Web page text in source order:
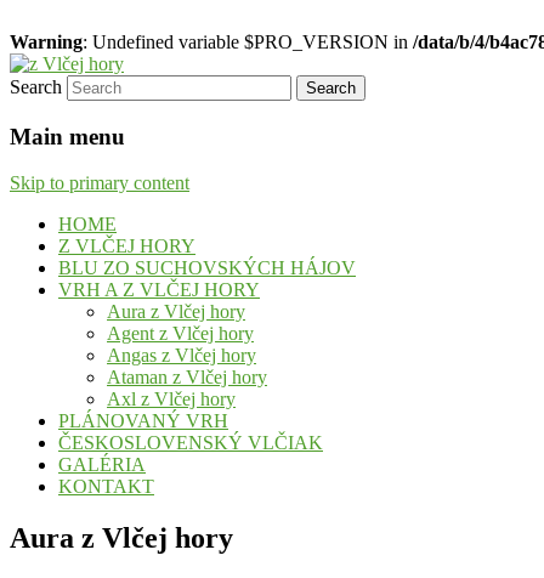
Warning: Undefined variable $PRO_VERSION in /data/b/4/
z Vlčej hory
chovateľská stanica československých
Search
Main menu
Skip to primary content
HOME
Z VLČEJ HORY
BLU ZO SUCHOVSKÝCH HÁJOV
VRH A Z VLČEJ HORY
Aura z Vlčej hory
Agent z Vlčej hory
Angas z Vlčej hory
Ataman z Vlčej hory
Axl z Vlčej hory
PLÁNOVANÝ VRH
ČESKOSLOVENSKÝ VLČIAK
GALÉRIA
KONTAKT
Aura z Vlčej hory